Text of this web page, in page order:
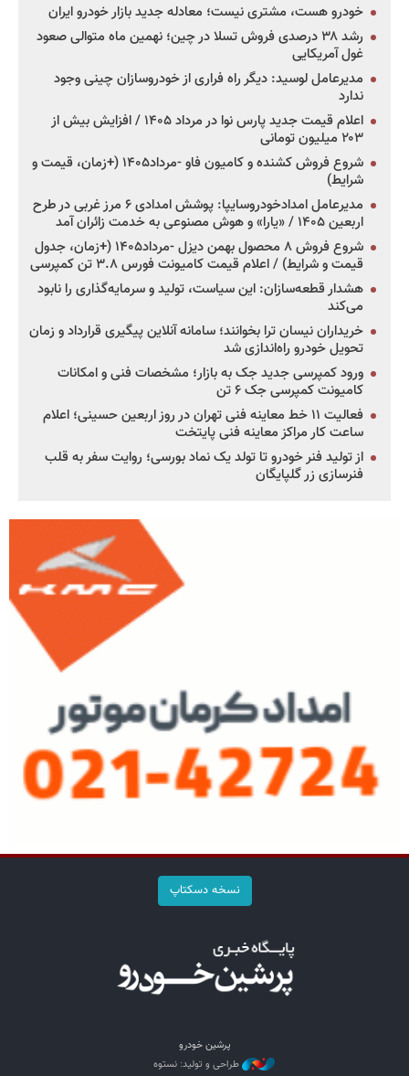
خودرو هست، مشتری نیست؛ معادله جدید بازار خودرو ایران
رشد ۳۸ درصدی فروش تسلا در چین؛ نهمین ماه متوالی صعود
غول آمریکایی
مدیرعامل لوسید: دیگر راه فراری از خودروسازان چینی وجود
ندارد
اعلام قیمت جدید پارس نوا در مرداد ۱۴۰۵ / افزایش بیش از
۲۰۳ میلیون تومانی
شروع فروش کشنده و کامیون فاو -مرداد۱۴۰۵ (+زمان، قیمت و
شرایط)
مدیرعامل امدادخودروسایپا: پوشش امدادی ۶ مرز غربی در طرح
اربعین ۱۴۰۵ / «یارا» و هوش مصنوعی به خدمت زائران آمد
شروع فروش ۸ محصول بهمن دیزل -مرداد۱۴۰۵ (+زمان، جدول
قیمت و شرایط) / اعلام قیمت کامیونت فورس ۳.۸ تن کمپرسی
هشدار قطعه‌سازان: این سیاست، تولید و سرمایه‌گذاری را نابود
می‌کند
خریداران نیسان ترا بخوانند؛ سامانه آنلاین پیگیری قرارداد و زمان
تحویل خودرو راه‌اندازی شد
ورود کمپرسی جدید جک به بازار؛ مشخصات فنی و امکانات
کامیونت کمپرسی جک ۶ تن
فعالیت ۱۱ خط معاینه فنی تهران در روز اربعین حسینی؛ اعلام
ساعت کار مراکز معاینه فنی پایتخت
از تولید فنر خودرو تا تولد یک نماد بورسی؛ روایت سفر به قلب
فنرسازی زر گلپایگان
نسخه دسکتاپ
پرشین خودرو
طراحی و تولید: نستوه